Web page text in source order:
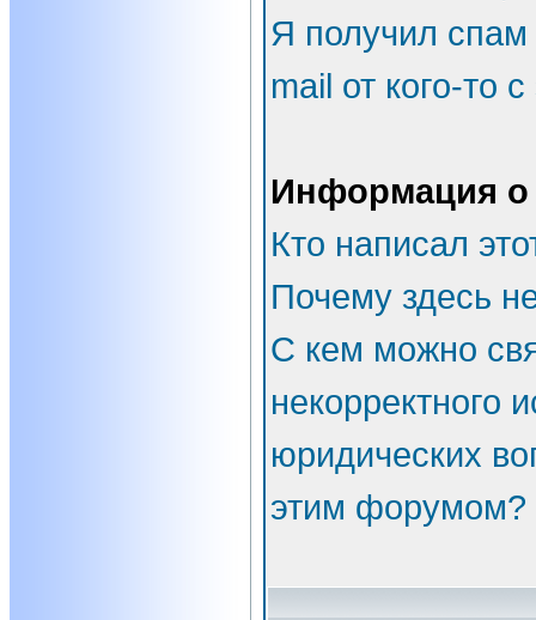
Я получил
mail от кого-то
Информация о
Кто написал
Почему здесь
С кем можно
некорректного
юридических
этим форумом?